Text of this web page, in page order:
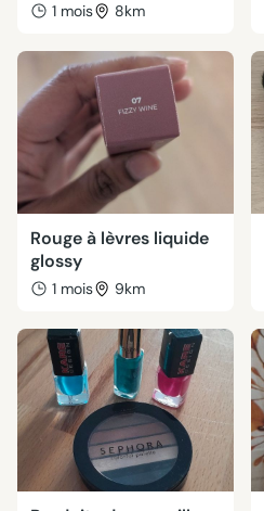
1 mois 8km
Rouge à lèvres liquide
glossy
1 mois 9km